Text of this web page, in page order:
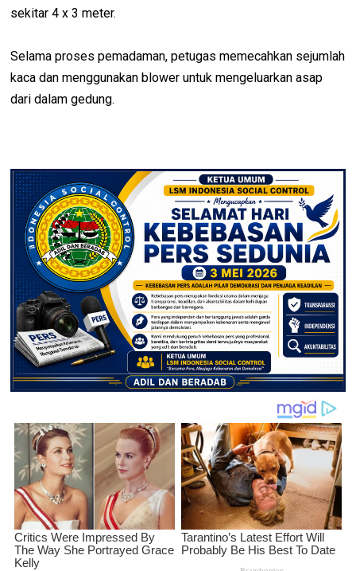
sekitar 4 x 3 meter.
Selama proses pemadaman, petugas memecahkan sejumlah
kaca dan menggunakan blower untuk mengeluarkan asap
dari dalam gedung.